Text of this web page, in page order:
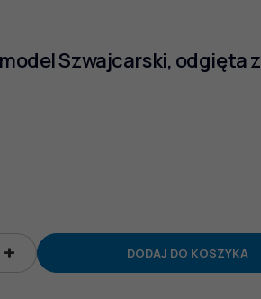
Szwajcarski, odgięta z
DODAJ DO KOSZYKA